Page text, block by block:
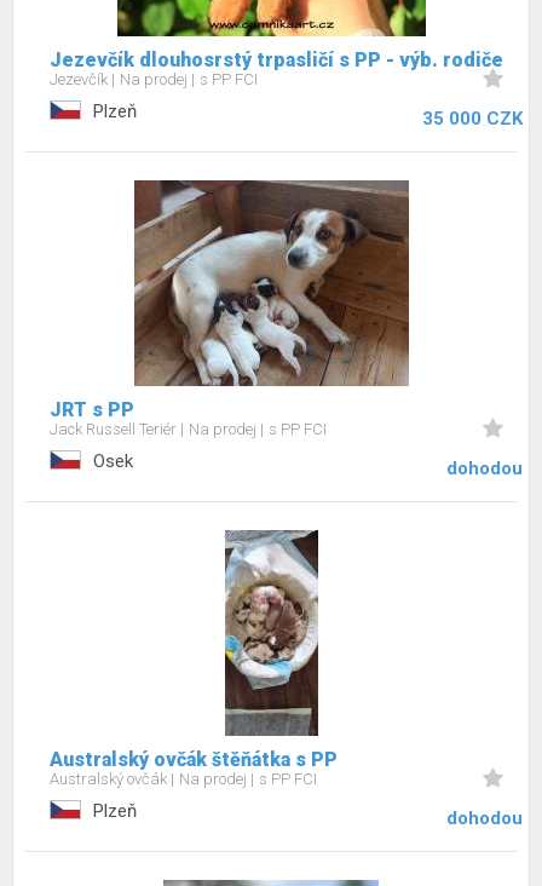
Jezevčík dlouhosrstý trpasličí s PP - výb. rodiče
Jezevčík Na prodej s PP FCI
Plzeň 35 000 CZK
JRT s PP
Jack Russell Teriér Na prodej s PP FCI
Osek dohodou
Australský ovčák štěňátka s PP
Australský ovčák Na prodej s PP FCI
Plzeň dohodou